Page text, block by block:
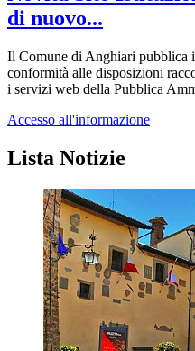
di nuovo...
Il Comune di Anghiari pubblica
conformità alle disposizioni
i servizi web della Pubblica
Accesso all'informazione
Lista Notizie